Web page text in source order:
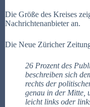
Die Größe des Kreises
Nachrichtenanbieter an.
Die Neue Züricher
26 Prozent des
beschreiben sich
rechts der
genau in der Mitte,
leicht links oder